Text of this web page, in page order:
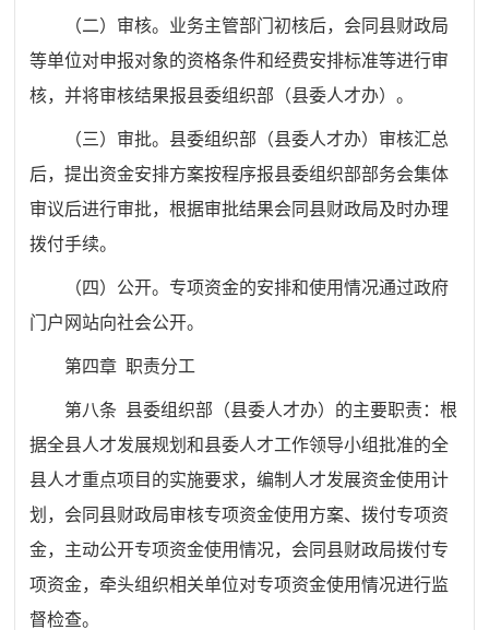
（二）审核。业务主管部门初核后，会同县财政局
等单位对申报对象的资格条件和经费安排标准等进行审
核，并将审核结果报县委组织部（县委人才办）。
（三）审批。县委组织部（县委人才办）审核汇总
后，提出资金安排方案按程序报县委组织部部务会集体
审议后进行审批，根据审批结果会同县财政局及时办理
拨付手续。
（四）公开。专项资金的安排和使用情况通过政府
门户网站向社会公开。
第四章 职责分工
第八条 县委组织部（县委人才办）的主要职责：根
据全县人才发展规划和县委人才工作领导小组批准的全
县人才重点项目的实施要求，编制人才发展资金使用计
划，会同县财政局审核专项资金使用方案、拨付专项资
金，主动公开专项资金使用情况，会同县财政局拨付专
项资金，牵头组织相关单位对专项资金使用情况进行监
督检查。